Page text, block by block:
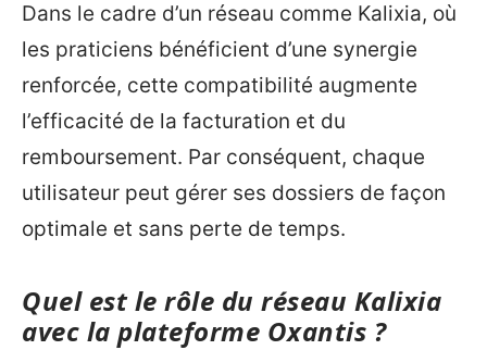
Dans le cadre d’un réseau comme Kalixia, où
les praticiens bénéficient d’une synergie
renforcée, cette compatibilité augmente
l’efficacité de la facturation et du
remboursement. Par conséquent, chaque
utilisateur peut gérer ses dossiers de façon
optimale et sans perte de temps.
Quel est le rôle du réseau Kalixia
avec la plateforme Oxantis ?